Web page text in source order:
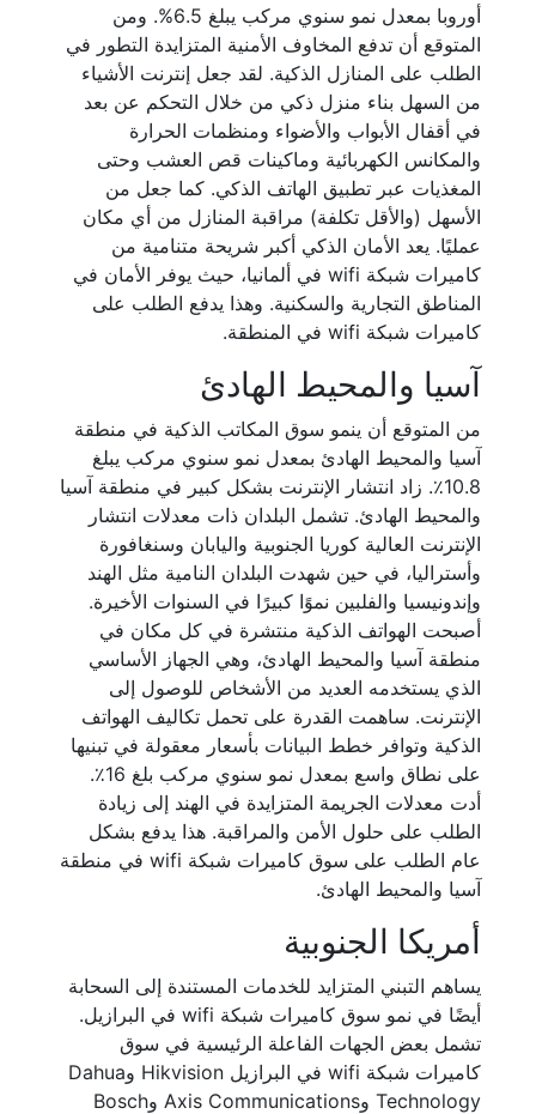
أوروبا بمعدل نمو سنوي مركب يبلغ 6.5%. ومن
المتوقع أن تدفع المخاوف الأمنية المتزايدة التطور في
الطلب على المنازل الذكية. لقد جعل إنترنت الأشياء
من السهل بناء منزل ذكي من خلال التحكم عن بعد
في أقفال الأبواب والأضواء ومنظمات الحرارة
والمكانس الكهربائية وماكينات قص العشب وحتى
المغذيات عبر تطبيق الهاتف الذكي. كما جعل من
الأسهل (والأقل تكلفة) مراقبة المنازل من أي مكان
عمليًا. يعد الأمان الذكي أكبر شريحة متنامية من
كاميرات شبكة wifi في ألمانيا، حيث يوفر الأمان في
المناطق التجارية والسكنية. وهذا يدفع الطلب على
كاميرات شبكة wifi في المنطقة.
آسيا والمحيط الهادئ
من المتوقع أن ينمو سوق المكاتب الذكية في منطقة
آسيا والمحيط الهادئ بمعدل نمو سنوي مركب يبلغ
10.8٪. زاد انتشار الإنترنت بشكل كبير في منطقة آسيا
والمحيط الهادئ. تشمل البلدان ذات معدلات انتشار
الإنترنت العالية كوريا الجنوبية واليابان وسنغافورة
وأستراليا، في حين شهدت البلدان النامية مثل الهند
وإندونيسيا والفلبين نموًا كبيرًا في السنوات الأخيرة.
أصبحت الهواتف الذكية منتشرة في كل مكان في
منطقة آسيا والمحيط الهادئ، وهي الجهاز الأساسي
الذي يستخدمه العديد من الأشخاص للوصول إلى
الإنترنت. ساهمت القدرة على تحمل تكاليف الهواتف
الذكية وتوافر خطط البيانات بأسعار معقولة في تبنيها
على نطاق واسع بمعدل نمو سنوي مركب بلغ 16٪.
أدت معدلات الجريمة المتزايدة في الهند إلى زيادة
الطلب على حلول الأمن والمراقبة. هذا يدفع بشكل
عام الطلب على سوق كاميرات شبكة wifi في منطقة
آسيا والمحيط الهادئ.
أمريكا الجنوبية
يساهم التبني المتزايد للخدمات المستندة إلى السحابة
أيضًا في نمو سوق كاميرات شبكة wifi في البرازيل.
تشمل بعض الجهات الفاعلة الرئيسية في سوق
كاميرات شبكة wifi في البرازيل Hikvision وDahua
Technology وAxis Communications وBosch